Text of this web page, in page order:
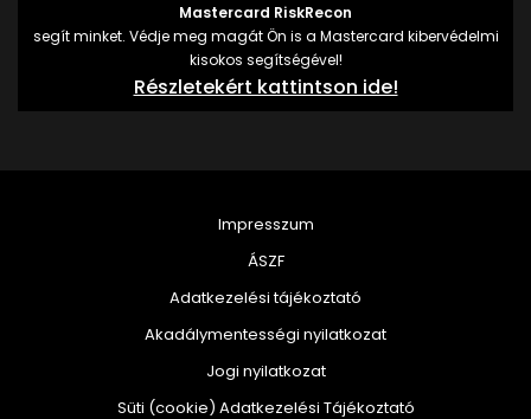
Mastercard RiskRecon
segít minket. Védje meg magát Ön is a Mastercard kibervédelmi
kisokos segítségével!
Részletekért kattintson ide!
Impresszum
ÁSZF
Adatkezelési tájékoztató
Akadálymentességi nyilatkozat
Jogi nyilatkozat
Süti (cookie) Adatkezelési Tájékoztató